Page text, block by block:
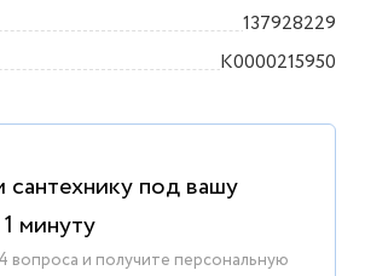
137928229
K0000215950
под вашу
минуту
вопроса и получите персональную